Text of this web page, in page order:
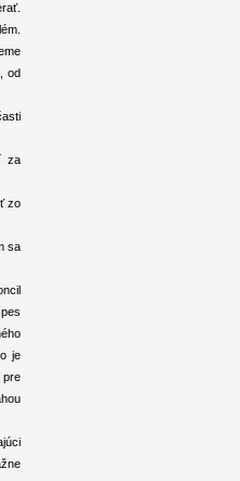
od
za
zo
sa
je